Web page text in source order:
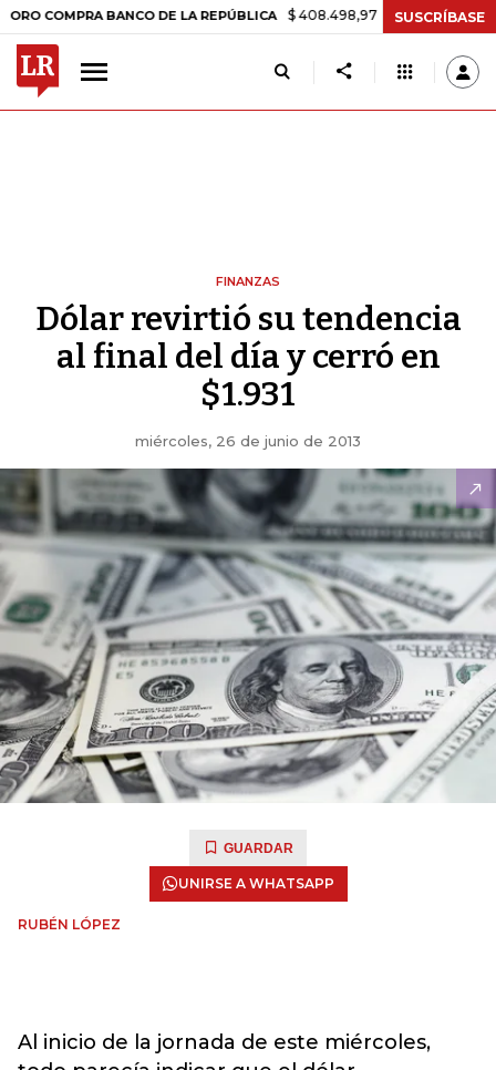
BANCO DE LA REPÚBLICA $ 408.498,97 +$ 8.753,81 +2,19%
SUSCRÍBASE
FINANZAS
Dólar revirtió su tendencia
al final del día y cerró en
$1.931
miércoles, 26 de junio de 2013
GUARDAR
UNIRSE A WHATSAPP
RUBÉN LÓPEZ
Al inicio de la jornada de este miércoles,